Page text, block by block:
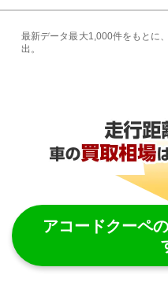
最新データ最大1,000件をもとに
出。
アコードクーペ